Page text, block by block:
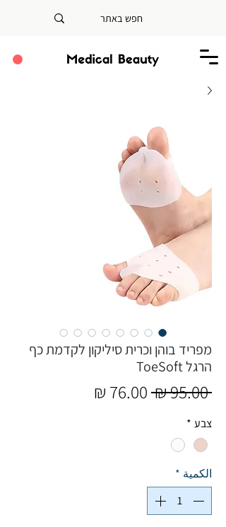
מפריד בוהן וכרית סיליקון לקדמת כף
הרגל ToeSoft
‏95.00 ₪
سعر
צבע *
الكمية *